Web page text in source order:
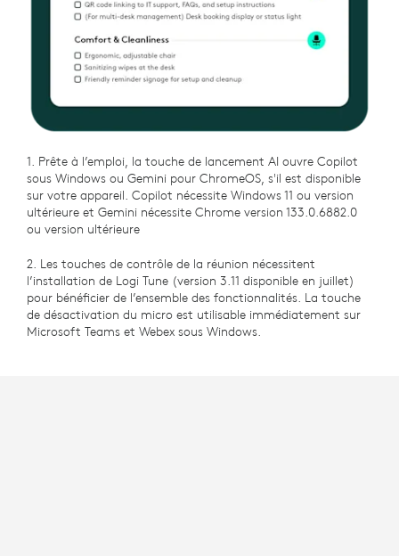
1. Prête à l’emploi, la touche de lancement AI ouvre Copilot
sous Windows ou Gemini pour ChromeOS, s'il est disponible
sur votre appareil. Copilot nécessite Windows 11 ou version
ultérieure et Gemini nécessite Chrome version 133.0.6882.0
ou version ultérieure
2. Les touches de contrôle de la réunion nécessitent
l’installation de Logi Tune (version 3.11 disponible en juillet)
pour bénéficier de l’ensemble des fonctionnalités. La touche
de désactivation du micro est utilisable immédiatement sur
Microsoft Teams et Webex sous Windows.